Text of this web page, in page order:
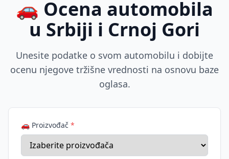
🚗 Ocena automobila
u Srbiji i Crnoj Gori
Unesite podatke o svom automobilu i dobijte
ocenu njegove tržišne vrednosti na osnovu baze
oglasa.
🚗 Proizvođač *